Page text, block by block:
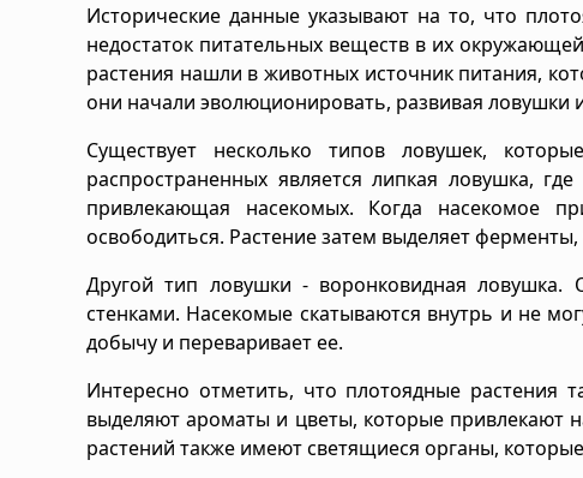
Исторические данные указывают на то, что
недостаток питательных веществ в их
растения нашли в животных источник питания,
они начали эволюционировать, развивая ловушки
Существует несколько типов ловушек,
распространенных является липкая ловушка,
привлекающая насекомых. Когда насекомое
освободиться. Растение затем выделяет
Другой тип ловушки - воронковидная ловушка.
стенками. Насекомые скатываются внутрь и не
добычу и переваривает ее.
Интересно отметить, что плотоядные растения
выделяют ароматы и цветы, которые привлекают
растений также имеют светящиеся органы,